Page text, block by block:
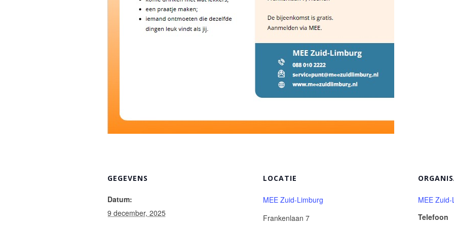
GEGEVENS
Datum:
9 december, 2025
LOCATIE
MEE Zuid-Limburg
Frankenlaan 7
MEE
Telefoon